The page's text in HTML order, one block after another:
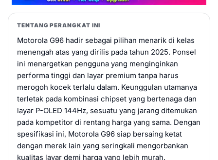
TENTANG PERANGKAT INI
Motorola G96 hadir sebagai pilihan menarik di kelas
menengah atas yang dirilis pada tahun 2025. Ponsel
ini menargetkan pengguna yang menginginkan
performa tinggi dan layar premium tanpa harus
merogoh kocek terlalu dalam. Keunggulan utamanya
terletak pada kombinasi chipset yang bertenaga dan
layar P-OLED 144Hz, sesuatu yang jarang ditemukan
pada kompetitor di rentang harga yang sama. Dengan
spesifikasi ini, Motorola G96 siap bersaing ketat
dengan merek lain yang seringkali mengorbankan
kualitas layar demi harga yang lebih murah.